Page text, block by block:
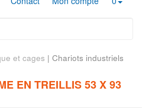
et cages | Chariots industriels
EN TREILLIS 53 X 93